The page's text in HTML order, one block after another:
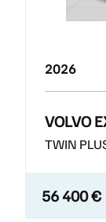
2026
VOLVO
TWIN
56 400 €